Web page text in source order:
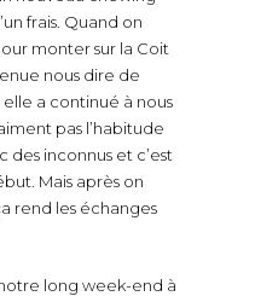
frais. Quand on
monter sur la Coit
nous dire de
a continué à nous
pas l’habitude
inconnus et c’est
Mais après on
rend les échanges
long week-end à